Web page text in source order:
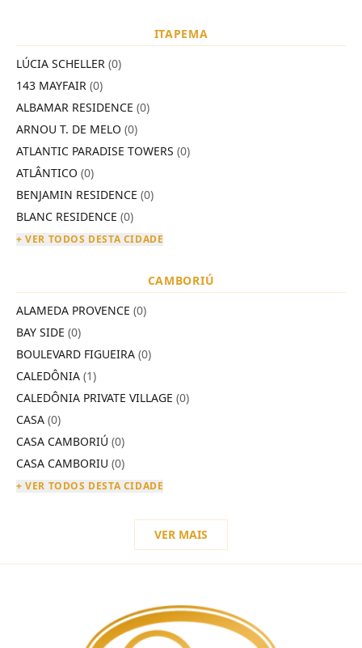
ITAPEMA
LÚCIA SCHELLER (0)
143 MAYFAIR (0)
ALBAMAR RESIDENCE (0)
ARNOU T. DE MELO (0)
ATLANTIC PARADISE TOWERS (0)
ATLÂNTICO (0)
BENJAMIN RESIDENCE (0)
BLANC RESIDENCE (0)
+ VER TODOS DESTA CIDADE
CAMBORIÚ
ALAMEDA PROVENCE (0)
BAY SIDE (0)
BOULEVARD FIGUEIRA (0)
CALEDÔNIA (1)
CALEDÔNIA PRIVATE VILLAGE (0)
CASA (0)
CASA CAMBORIÚ (0)
CASA CAMBORIU (0)
+ VER TODOS DESTA CIDADE
VER MAIS